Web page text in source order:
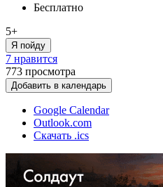
Бесплатно
5+
Я пойду
7 нравится
773 просмотра
Добавить в календарь
Google Calendar
Outlook.com
Скачать .ics